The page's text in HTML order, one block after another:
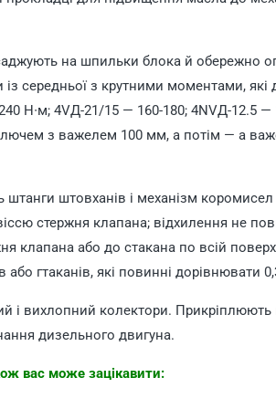
на шпильки блока й обережно
середньої з крутними моментами, які
Н∙м; 4VД-21/15 — 160-180; 4NVД-12.5
з важелем 100 мм, а потім — а
штовханів і механізм
стержня клапана; відхилення не
клапана або до стакана по всій
гтаканів, які повинні дорівнювати
і вихлопний колектори.
дизельного двигуна.
вас може зацікавити: